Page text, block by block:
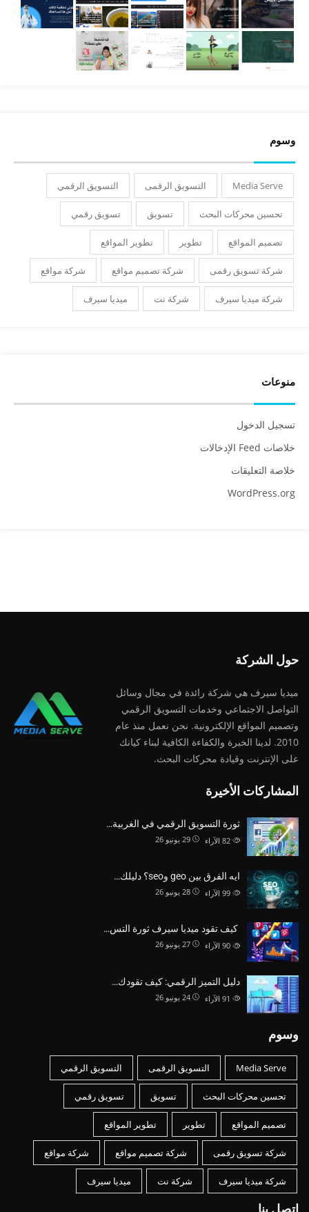
وسوم
Media Serve التسويق الرقمى التسويق الرقمي
تحسين محركات البحث تسويق تسويق رقمي
تصميم المواقع تطوير تطوير المواقع
شركة تسويق رقمى شركة تصميم مواقع شركة مواقع
شركة ميديا سيرف شركة نت ميديا سيرف
منوعات
تسجيل الدخول
خلاصات Feed الإدخالات
خلاصة التعليقات
WordPress.org
حول الشركة
ميديا ​​سيرف هي شركة رائدة في مجال وسائل
التواصل الاجتماعي وخدمات التسويق الرقمي
وتصميم المواقع الإلكترونية. نحن نعمل منذ عام
2010. لدينا الخبرة والكفاءة الكافية لبناء كيانك
على الإنترنت وقيادة محركات البحث.
المشاركات الأخيرة
ثورة التسويق الرقمي في الغربية…
29 يونيو 26 الآراء
ايه الفرق بين geo وseo؟ دليلك…
28 يونيو 26 الآراء
كيف تقود ميديا سيرف ثورة التس…
27 يونيو 26 الآراء
دليل التميز الرقمي: كيف تقودك…
24 يونيو 26 الآراء
وسوم
Media Serve التسويق الرقمى التسويق الرقمي
تحسين محركات البحث تسويق تسويق رقمي
تصميم المواقع تطوير تطوير المواقع
شركة تسويق رقمى شركة تصميم مواقع شركة مواقع
شركة ميديا سيرف شركة نت ميديا سيرف
اتصل بنا